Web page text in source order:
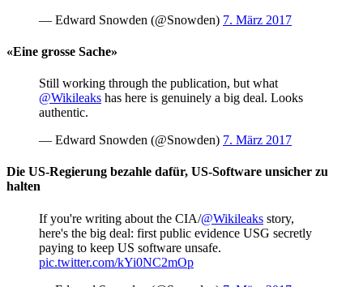
— Edward Snowden (@Snowden) 7. März 2017
«Eine grosse Sache»
Still working through the publication, but what
@Wikileaks has here is genuinely a big deal. Looks
authentic.
— Edward Snowden (@Snowden) 7. März 2017
Die US-Regierung bezahle dafür, US-Software unsicher zu
halten
If you're writing about the CIA/@Wikileaks story,
here's the big deal: first public evidence USG secretly
paying to keep US software unsafe.
pic.twitter.com/kYi0NC2mOp